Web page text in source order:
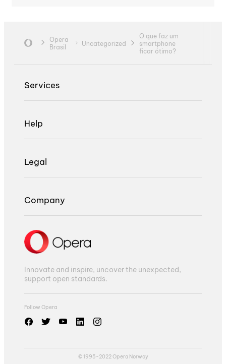
Opera
Brasil
Uncategorized
O que faz um
smartphone
ficar ótimo?
Services
Help
Legal
Company
Innovate and inspire, uncover the unexpected,
support open standards.
Follow Opera
© 1995-2022 Opera Norway